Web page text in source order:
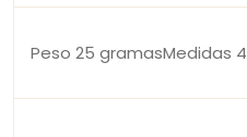
Peso 25 gramasMedidas